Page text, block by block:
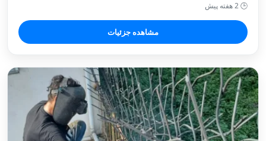
🕒 2 هفته پیش
مشاهده جزئیات